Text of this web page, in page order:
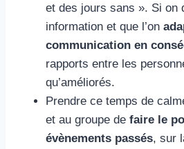
et des jours sans ». Si on
information et que l’on
communication en
rapports entre les
qu’améliorés.
Prendre ce temps de
et au groupe de faire le
évènements passés, sur